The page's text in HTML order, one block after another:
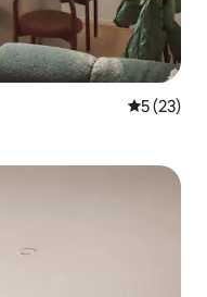
5 (23)